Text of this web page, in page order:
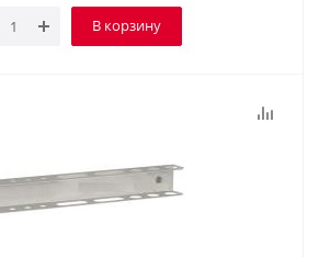
В корзину